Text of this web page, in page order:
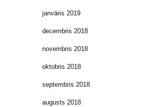
janvāris 2019
decembris 2018
novembris 2018
oktobris 2018
septembris 2018
augusts 2018